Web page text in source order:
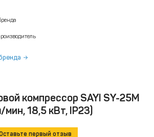
компрессор SAYI SY-25M
мин, 18,5 кВт, IP23)
первый отзыв